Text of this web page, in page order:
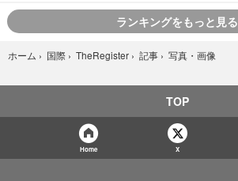
ランキングをもっと見る
ホーム › 国際 › TheRegister › 記事 › 写真・画像
TOP
Home X